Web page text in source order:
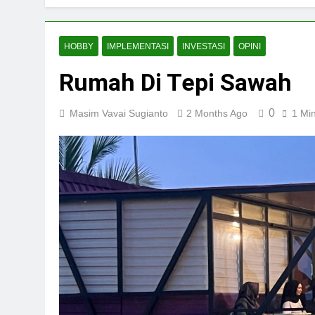
HOBBY IMPLEMENTASI INVESTASI OPINI
Rumah Di Tepi Sawah
Masim Vavai Sugianto 2 Months Ago 0 1